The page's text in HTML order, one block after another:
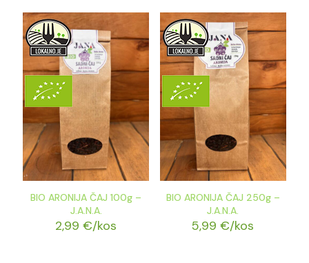
BIO ARONIJA ČAJ 100g –
J.A.N.A.
2,99€/kos
BIO ARONIJA ČAJ 250g –
J.A.N.A.
5,99€/kos